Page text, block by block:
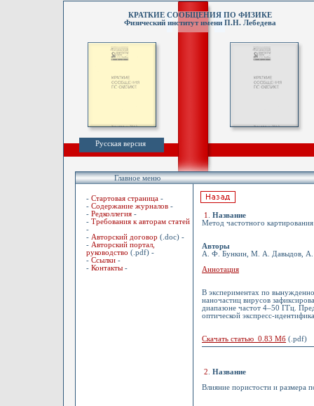
КРАТКИЕ СООБЩЕНИЯ ПО ФИЗИКЕ
Физический институт имени П.Н. Лебедева
Русская версия
Главное меню
- Стартовая страница -
- Содержание журналов -
- Редколлегия -
- Требования к авторам статей
-
- Авторский договор (.doc) -
- Авторский портал,
руководство (.pdf) -
- Ссылки -
- Контакты -
1
Название
Метод частотного
Авторы
А. Ф. Бункин, М. А. Давыдов,
Аннотация
В экспериментах по
наночастиц вирусов
диапазоне частот 4–50 ГГц.
оптической экспресс-
Скачать статью 0.83 Мб (.pdf)
2
Название
Влияние пористости и размера